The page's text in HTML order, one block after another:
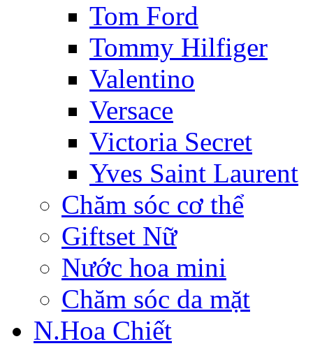
Tom Ford
Tommy Hilfiger
Valentino
Versace
Victoria Secret
Yves Saint Laurent
Chăm sóc cơ thể
Giftset Nữ
Nước hoa mini
Chăm sóc da mặt
N.Hoa Chiết